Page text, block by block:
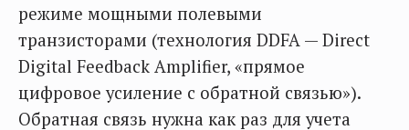
режиме мощными полевыми
транзисторами (технология DDFA — Direct
Digital Feedback Amplifier, «прямое
цифровое усиление с обратной связью»).
Обратная связь нужна как раз для учета